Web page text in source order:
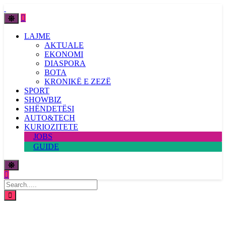
LAJME
AKTUALE
EKONOMI
DIASPORA
BOTA
KRONIKË E ZEZË
SPORT
SHOWBIZ
SHËNDETËSI
AUTO&TECH
KURIOZITETE
JOBS
GUIDE